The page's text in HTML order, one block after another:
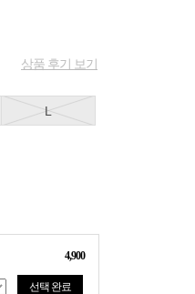
상품 후기 보기
L
4,900
선택 완료